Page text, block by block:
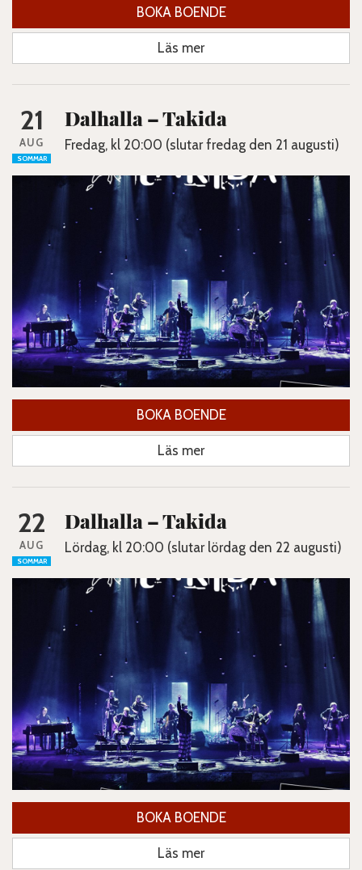
BOKA BOENDE
Läs mer
21
AUG
SOMMAR
Dalhalla – Takida
Fredag, kl 20:00 (slutar fredag den 21 augusti)
BOKA BOENDE
Läs mer
22
AUG
SOMMAR
Dalhalla – Takida
Lördag, kl 20:00 (slutar lördag den 22 augusti)
BOKA BOENDE
Läs mer